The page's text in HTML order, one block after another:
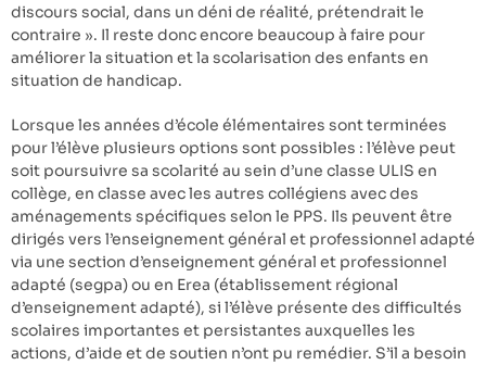
discours social, dans un déni de réalité, prétendrait le
contraire ». Il reste donc encore beaucoup à faire pour
améliorer la situation et la scolarisation des enfants en
situation de handicap.
Lorsque les années d’école élémentaires sont terminées
pour l’élève plusieurs options sont possibles : l’élève peut
soit poursuivre sa scolarité au sein d’une classe ULIS en
collège, en classe avec les autres collégiens avec des
aménagements spécifiques selon le PPS. Ils peuvent être
dirigés vers l’enseignement général et professionnel adapté
via une section d’enseignement général et professionnel
adapté (segpa) ou en Erea (établissement régional
d’enseignement adapté), si l’élève présente des difficultés
scolaires importantes et persistantes auxquelles les
actions, d’aide et de soutien n’ont pu remédier. S’il a besoin